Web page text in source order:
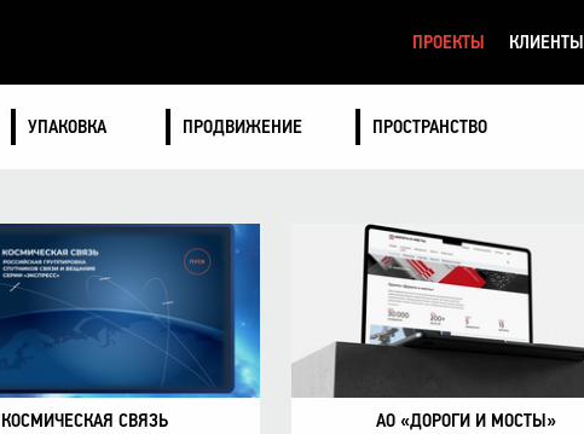
ПРОЕКТЫ КЛИЕНТЫ
УПАКОВКА ПРОДВИЖЕНИЕ ПРОСТРАНСТВО
КОСМИЧЕСКАЯ CВЯЗЬ АО «ДОРОГИ И МОСТЫ»